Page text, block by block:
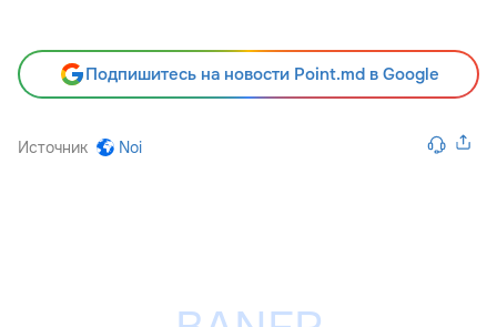
Подпишитесь на новости Point.md в Google
Источник Noi